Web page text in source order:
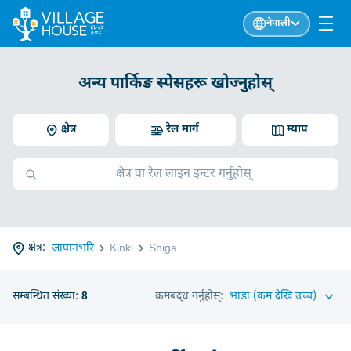
नेपाली
अन्य पार्किङ स्पेसहरू खोज्नुहोस्
क्षेत्र म्याप
रेल मार्ग
क्षेत्र: जापानभरि Kinki Shiga
सम्बन्धित संख्या: 8 क्रमबद्ध गर्नुहोस्: